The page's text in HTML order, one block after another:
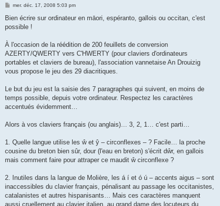
M
s
a
mer. déc. 17, 2008 5:03 pm
Bien écrire sur ordinateur en māori, espéranto, gallois ou occitan, c'est
possible !
À l'occasion de la réédition de 200 feuillets de conversion
AZERTY/QWERTY vers C'HWERTY (pour claviers d'ordinateurs
portables et claviers de bureau), l'association vannetaise An Drouizig
vous propose le jeu des 29 diacritiques.
Le but du jeu est la saisie des 7 paragraphes qui suivent, en moins de
temps possible, depuis votre ordinateur. Respectez les caractères
accentués évidemment…
Alors à vos claviers français (ou anglais)… 3, 2, 1… c'est parti…
1. Quelle langue utilise les ŵ et ŷ – circonflexes – ? Facile… la proche
cousine du breton bien sûr, dour (l'eau en breton) s'écrit dŵr, en gallois
mais comment faire pour attraper ce maudit ŵ circonflexe ?
2. Inutiles dans la langue de Molière, les á í et ó ú – accents aigus – sont
inaccessibles du clavier français, pénalisant au passage les occitanistes,
catalanistes et autres hispanisants… Mais ces caractères manquent
aussi cruellement au clavier italien, au grand dame des locuteurs du